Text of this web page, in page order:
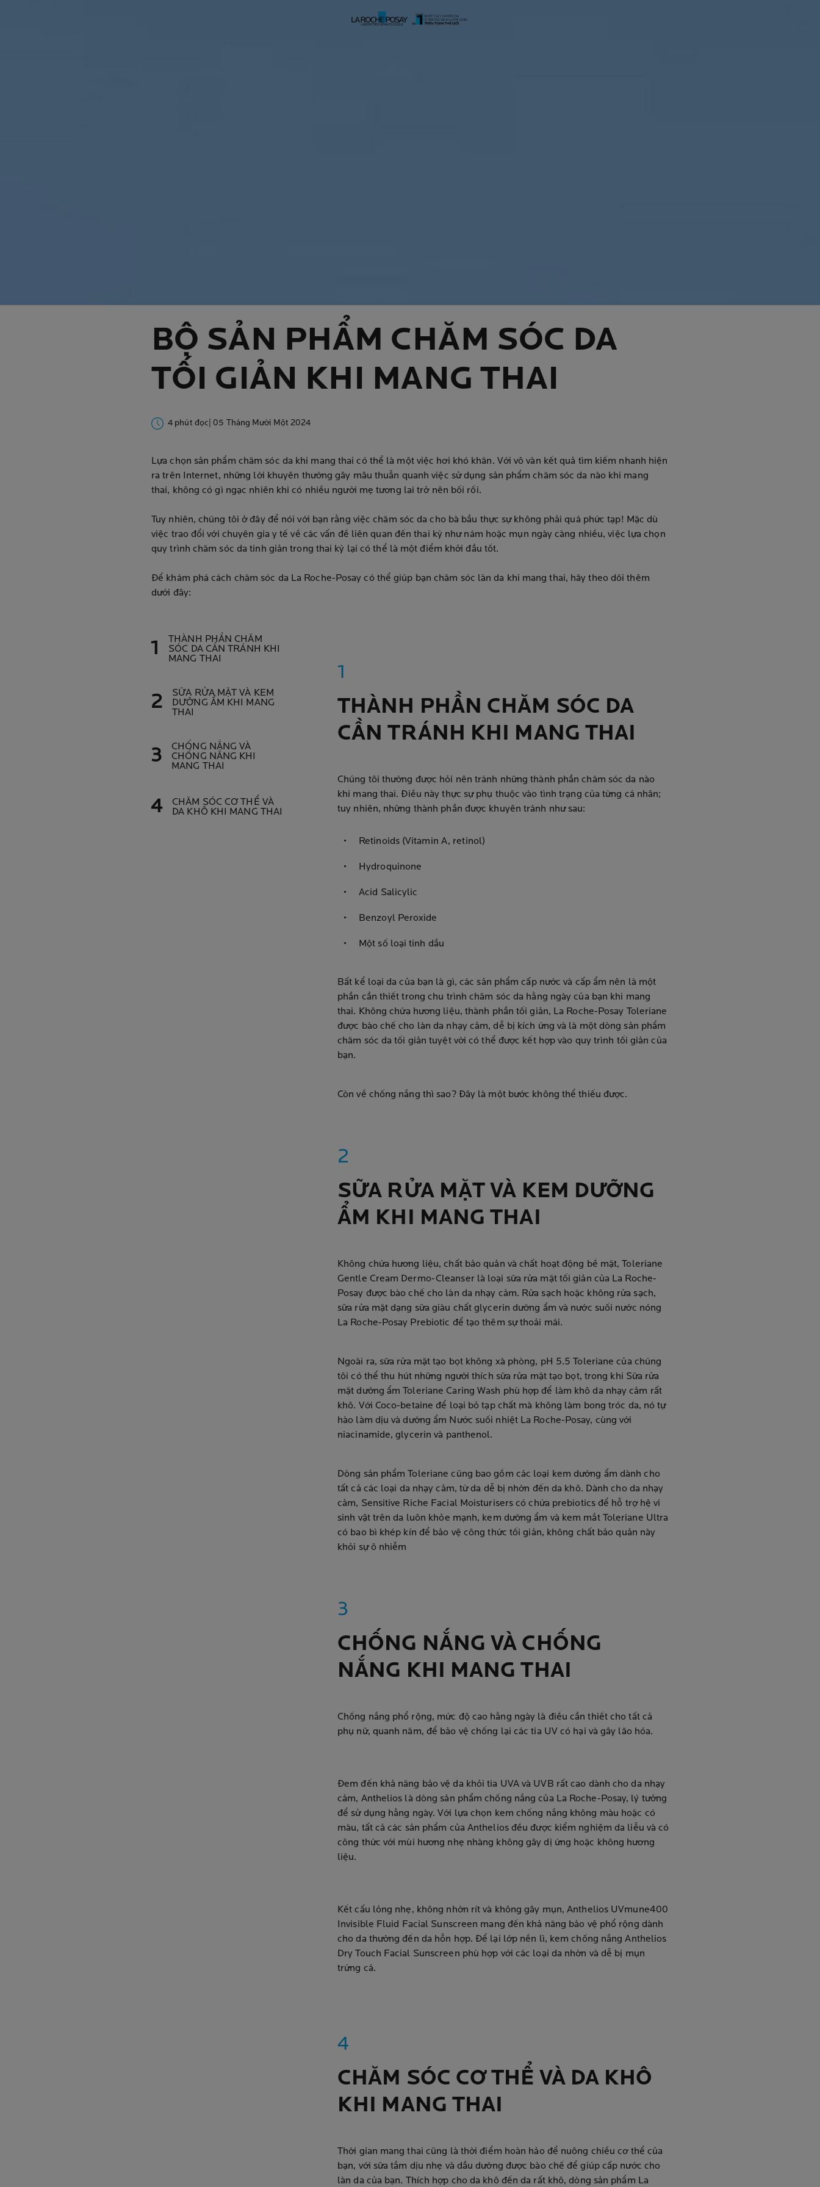
BỘ SẢN PHẨM CHĂM SÓC DA
TỐI GIẢN KHI MANG THAI
4 phút đọc | 05 Tháng Mười Một 2024
Lựa chọn sản phẩm chăm sóc da khi mang thai có thể là một việc hơi khó khăn. Với vô vàn kết quả tìm kiếm nhanh hiện
ra trên Internet, những lời khuyên thường gây mâu thuẫn quanh việc sử dụng sản phẩm chăm sóc da nào khi mang
thai, không có gì ngạc nhiên khi có nhiều người mẹ tương lai trở nên bối rối.
Tuy nhiên, chúng tôi ở đây để nói với bạn rằng việc chăm sóc da cho bà bầu thực sự không phải quá phức tạp! Mặc dù
việc trao đổi với chuyên gia y tế về các vấn đề liên quan đến thai kỳ như nám hoặc mụn ngày càng nhiều, việc lựa chọn
quy trình chăm sóc da tinh giản trong thai kỳ lại có thể là một điểm khởi đầu tốt.
Để khám phá cách chăm sóc da La Roche-Posay có thể giúp bạn chăm sóc làn da khi mang thai, hãy theo dõi thêm
dưới đây:
THÀNH PHẦN CHĂM
SÓC DA CẦN TRÁNH KHI
MANG THAI
SỮA RỬA MẶT VÀ KEM
DƯỠNG ẨM KHI MANG
THAI
CHỐNG NẮNG VÀ
CHỐNG NẮNG KHI
MANG THAI
CHĂM SÓC CƠ THỂ VÀ
DA KHÔ KHI MANG THAI
THÀNH PHẦN CHĂM SÓC DA
CẦN TRÁNH KHI MANG THAI
Chúng tôi thường được hỏi nên tránh những thành phần chăm sóc da nào
khi mang thai. Điều này thực sự phụ thuộc vào tình trạng của từng cá nhân;
tuy nhiên, những thành phần được khuyên tránh như sau:
Retinoids (Vitamin A, retinol)
Hydroquinone
Acid Salicylic
Benzoyl Peroxide
Một số loại tinh dầu
Bất kể loại da của bạn là gì, các sản phẩm cấp nước và cấp ẩm nên là một
phần cần thiết trong chu trình chăm sóc da hằng ngày của bạn khi mang
thai. Không chứa hương liệu, thành phần tối giản, La Roche-Posay Toleriane
được bào chế cho làn da nhạy cảm, dễ bị kích ứng và là một dòng sản phẩm
chăm sóc da tối giản tuyệt vời có thể được kết hợp vào quy trình tối giản của
bạn.
Còn về chống nắng thì sao? Đây là một bước không thể thiếu được.
SỮA RỬA MẶT VÀ KEM DƯỠNG
ẨM KHI MANG THAI
Không chứa hương liệu, chất bảo quản và chất hoạt động bề mặt, Toleriane
Gentle Cream Dermo-Cleanser là loại sữa rửa mặt tối giản của La Roche-
Posay được bào chế cho làn da nhạy cảm. Rửa sạch hoặc không rửa sạch,
sữa rửa mặt dạng sữa giàu chất glycerin dưỡng ẩm và nước suối nước nóng
La Roche-Posay Prebiotic để tạo thêm sự thoải mái.
Ngoài ra, sữa rửa mặt tạo bọt không xà phòng, pH 5.5 Toleriane của chúng
tôi có thể thu hút những người thích sữa rửa mặt tạo bọt, trong khi Sữa rửa
mặt dưỡng ẩm Toleriane Caring Wash phù hợp để làm khô da nhạy cảm rất
khô. Với Coco-betaine để loại bỏ tạp chất mà không làm bong tróc da, nó tự
hào làm dịu và dưỡng ẩm Nước suối nhiệt La Roche-Posay, cùng với
niacinamide, glycerin và panthenol.
Dòng sản phẩm Toleriane cũng bao gồm các loại kem dưỡng ẩm dành cho
tất cả các loại da nhạy cảm, từ da dễ bị nhờn đến da khô. Dành cho da nhạy
cảm, Sensitive Riche Facial Moisturisers có chứa prebiotics để hỗ trợ hệ vi
sinh vật trên da luôn khỏe mạnh, kem dưỡng ẩm và kem mắt Toleriane Ultra
có bao bì khép kín để bảo vệ công thức tối giản, không chất bảo quản này
khỏi sự ô nhiễm
CHỐNG NẮNG VÀ CHỐNG
NẮNG KHI MANG THAI
Chống nắng phổ rộng, mức độ cao hằng ngày là điều cần thiết cho tất cả
phụ nữ, quanh năm, để bảo vệ chống lại các tia UV có hại và gây lão hóa.
Đem đến khả năng bảo vệ da khỏi tia UVA và UVB rất cao dành cho da nhạy
cảm, Anthelios là dòng sản phẩm chống nắng của La Roche-Posay, lý tưởng
để sử dụng hằng ngày. Với lựa chọn kem chống nắng không màu hoặc có
màu, tất cả các sản phẩm của Anthelios đều được kiểm nghiệm da liễu và có
công thức với mùi hương nhẹ nhàng không gây dị ứng hoặc không hương
liệu.
Kết cấu lỏng nhẹ, không nhờn rít và không gây mụn, Anthelios UVmune400
Invisible Fluid Facial Sunscreen mang đến khả năng bảo vệ phổ rộng dành
cho da thường đến da hỗn hợp. Để lại lớp nền lì, kem chống nắng Anthelios
Dry Touch Facial Sunscreen phù hợp với các loại da nhờn và dễ bị mụn
trứng cá.
CHĂM SÓC CƠ THỂ VÀ DA KHÔ
KHI MANG THAI
Thời gian mang thai cũng là thời điểm hoàn hảo để nuông chiều cơ thể của
bạn, với sữa tắm dịu nhẹ và dầu dưỡng được bào chế để giúp cấp nước cho
làn da của bạn. Thích hợp cho da khô đến da rất khô, dòng sản phẩm La